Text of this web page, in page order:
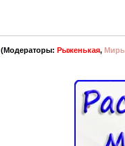
(Модераторы:Рыженькая,